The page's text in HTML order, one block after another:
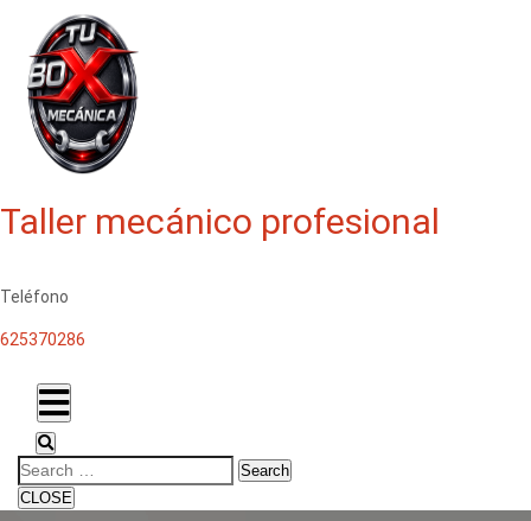
Taller mecánico profesional
Teléfono
625370286
Search
CLOSE